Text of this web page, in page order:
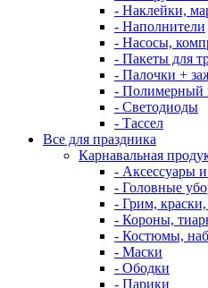
- Наклейки,
- Наполнители
- Насосы,
- Пакеты для
- Палочки +
- Полимерный
- Светодиоды
- Тассел
Все для праздника
Карнавальная
- Аксессуары и
- Головные
- Грим, краски,
- Короны,
- Костюмы,
- Маски
- Ободки
- Парики